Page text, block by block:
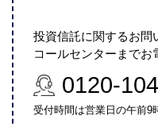
投資信託に関するお問
コールセンターまでお
0120-
受付時間は営業日の午前9